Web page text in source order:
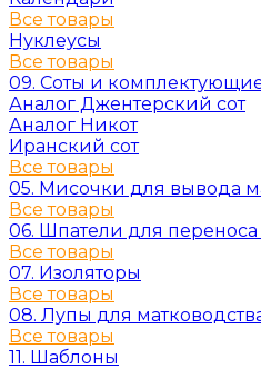
Все товары
Нуклеусы
Все товары
09. Соты и
Аналог Джентерский сот
Аналог Никот
Иранский сот
Все товары
05. Мисочки для вывода
Все товары
06. Шпатели для
Все товары
07. Изоляторы
Все товары
08. Лупы для
Все товары
11. Шаблоны